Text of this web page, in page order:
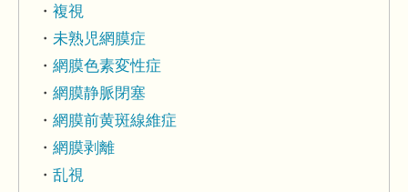
複視
未熟児網膜症
網膜色素変性症
網膜静脈閉塞
網膜前黄斑線維症
網膜剥離
乱視